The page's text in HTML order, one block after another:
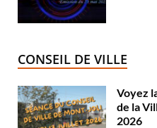
CONSEIL DE VILLE
Voyez
de la
2026